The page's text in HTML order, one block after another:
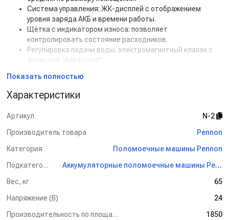
Система управления: ЖК-дисплей с отображением
уровня заряда АКБ и времени работы.
Щётка с индикатором износа: позволяет
контролировать состояние расходников.
Регулировка подачи воды: электромагнитный клапан с
функцией “Аква-стоп”.
систему от влаги.
прочный, с увеличенным объёмом.
регулировкой наклона и прижима без инструмента.
Фронтальное освещение:
обеспечивает комфортную
Фильтры:
для воды и турбины, предотвращающие
загрязнение систем.
выполняется за секунды.
Аварийный выключатель с замком:
безопасность эксплуатации.
Отбойные колёса и армированные шланги:
защищают
Показать полностью
Характеристики
Артикул
N-2
Производитель товара
Pennon
Категория
Поломоечные машины Pennon
Подкатегория
Аккумуляторные поломоечные машины Pennon
Вес, кг
65
Напряжение (В)
24
Производительность по площади (м2/ч)
1850